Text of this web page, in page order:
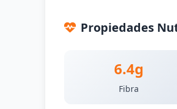
Propiedades
6.4g
Fibra